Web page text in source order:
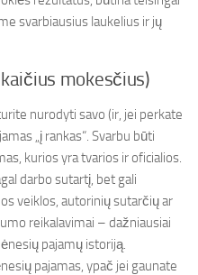
svarbiausius laukelius ir jų
mokesčius)
nurodyti savo (ir, jei perkate
„į rankas“. Svarbu būti
kurios yra tvarios ir oficialios.
darbo sutartį, bet gali
veiklos, autorinių sutarčių ar
reikalavimai – dažniausiai
pajamų istoriją.
pajamas, ypač jei gaunate